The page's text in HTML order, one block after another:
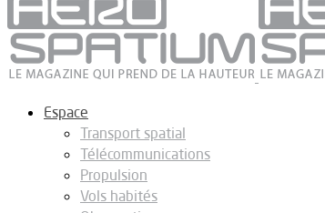
Espace
Transport spatial
Télécommunications
Propulsion
Vols habités